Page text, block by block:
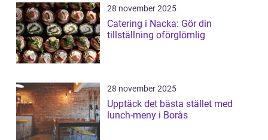
28 november 2025
Catering i Nacka: Gör din
tillställning oförglömlig
28 november 2025
Upptäck det bästa stället med
lunch-meny i Borås